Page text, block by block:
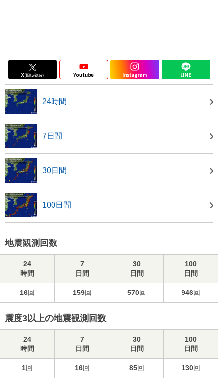
24時間
7日間
30日間
100日間
地震観測回数
24
時間
7
日間
30
日間
100
日間
16回 159回 570回 946回
震度3以上の地震観測回数
24
時間
7
日間
30
日間
100
日間
1回 16回 85回 130回